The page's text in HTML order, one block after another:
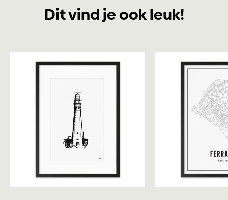
Dit vind je ook leuk!